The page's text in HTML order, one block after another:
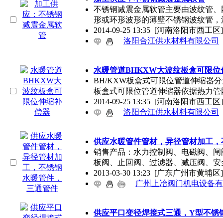
不锈钢减震金属软管主要由波纹管
形或环形波形的薄壁不锈钢波纹管，
2014-09-25 13:35 [河南洛阳市西工区]
洛阳合江供水材料有限公司
水暖管道BHKXW大波纹板盒可限位
BH/KXW板盒式可限位管道伸缩器
板盒式可限位管道伸缩器依据热力
2014-09-25 13:35 [河南洛阳市西工区]
洛阳合江供水材料有限公司
供应水暖管件管材，异径管材加工
销售产品：水力控制阀、电磁阀、
板阀、止回阀、过滤器、减压阀、安
2013-03-30 13:23 [广东广州市黄埔区]
广州上冶阀门机电设备
供应平口变径焊接式三通，Y型不锈